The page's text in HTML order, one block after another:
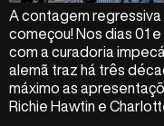
A contagem regressiva
começou! Nos dias 01
com a curadoria
alemã traz há três
máximo as
Richie Hawtin e